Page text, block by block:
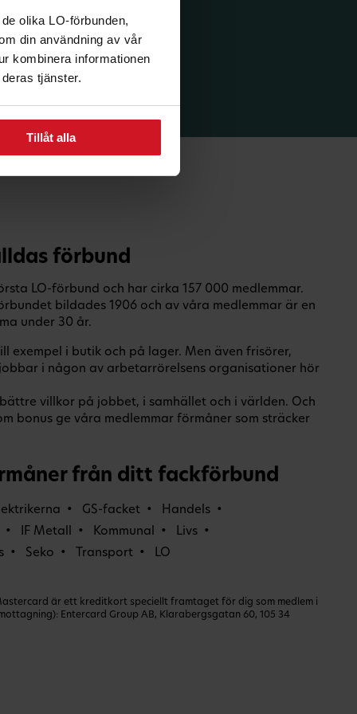
olika LO-förbunden,
din användning av vår
kombinera informationen
tjänster.
Tillåt alla
förbund
LO-förbund och har cirka 157 000 medlemmar.
bildades 1906 och av våra medlemmar är en
under 30 år.
exempel i butik och på lager. Men även frisörer,
i någon av arbetarrörelsens organisationer hör
villkor på jobbet, i samhället och i världen. Och
bonus ge våra medlemmar förmåner som sträcker
från ditt fackförbund
GS-facket
Handels
IF Metall
Kommunal
Livs
Seko Transport LO
är ett kreditkort speciellt framtaget för dig som medlem i
Entercard Group AB, Klarabergsgatan 60, 105 34